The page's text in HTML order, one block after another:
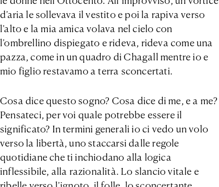
d’aria le sollevava il vestito e poi la rapiva verso
l’alto e la mia amica volava nel cielo con
l’ombrellino dispiegato e rideva, rideva come una
pazza, come in un quadro di Chagall mentre io e
mio figlio restavamo a terra sconcertati.
Cosa dice questo sogno? Cosa dice di me, e a me?
Pensateci, per voi quale potrebbe essere il
significato? In termini generali io ci vedo un volo
verso la libertà, uno staccarsi dalle regole
quotidiane che ti inchiodano alla logica
inflessibile, alla razionalità. Lo slancio vitale e